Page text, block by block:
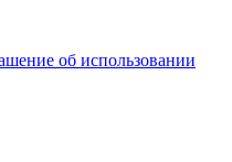
об использовании